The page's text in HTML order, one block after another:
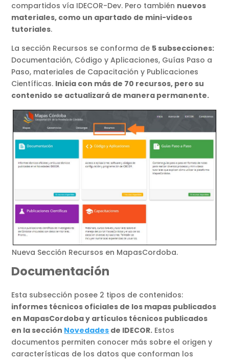
compartidos vía IDECOR-Dev. Pero también nuevos
materiales, como un apartado de mini-videos
tutoriales.
La sección Recursos se conforma de 5 subsecciones:
Documentación, Código y Aplicaciones, Guías Paso a
Paso, materiales de Capacitación y Publicaciones
Científicas. Inicia con más de 70 recursos, pero su
contenido se actualizará de manera permanente.
Nueva Sección Recursos en MapasCordoba.
Documentación
Esta subsección posee 2 tipos de contenidos:
informes técnicos oficiales de los mapas publicados
en MapasCordoba y artículos técnicos publicados
en la sección Novedades de IDECOR. Estos
documentos permiten conocer más sobre el origen y
características de los datos que conforman los